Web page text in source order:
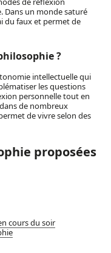
Dans un monde saturé
du faux et permet de
?
intellectuelle qui
les questions
personnelle tout en
de nombreux
de vivre selon des
proposées
cours du soir